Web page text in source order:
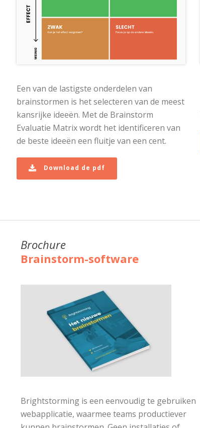
Een van de lastigste onderdelen van
brainstormen is het selecteren van de meest
kansrijke ideeën. Met de Brainstorm
Evaluatie Matrix wordt het identificeren van
de beste ideeën een fluitje van een cent.
Download de pdf
Brochure
Brainstorm-software
Brightstorming is een eenvoudig te gebruiken
webapplicatie, waarmee teams productiever